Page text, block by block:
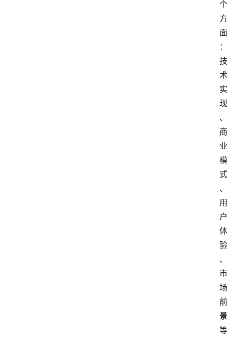
个
方
面
：
技
术
实
现
、
商
业
模
式
、
用
户
体
验
、
市
场
前
景
等